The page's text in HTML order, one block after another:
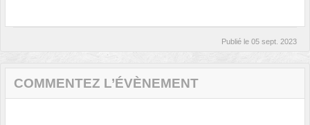
Publié le 05 sept. 2023
COMMENTEZ L’ÉVÈNEMENT